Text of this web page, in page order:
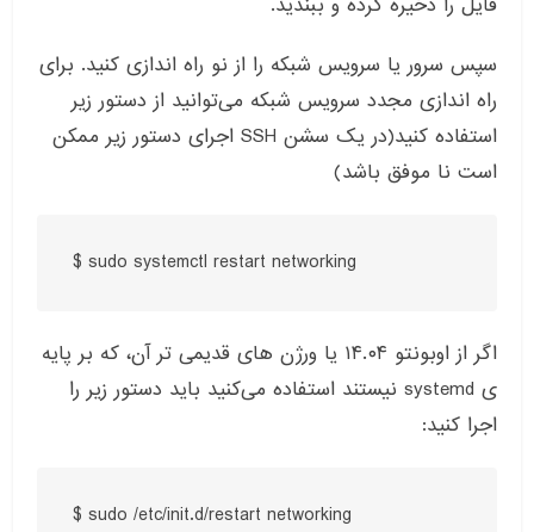
سپس سرور یا سرویس شبکه را از نو راه اندازی کنید. برای
راه اندازی مجدد سرویس شبکه می‌توانید از دستور زیر
استفاده کنید(در یک سشن SSH اجرای دستور زیر ممکن
است نا موفق باشد)
$ sudo systemctl restart networking
اگر از اوبونتو ۱۴ .
۰۴ یا ورژن های قدیمی تر آن، که بر پایه
ی systemd نیستند استفاده می‌کنید باید دستور زیر را
اجرا کنید:
$ sudo /etc/init.d/restart networking